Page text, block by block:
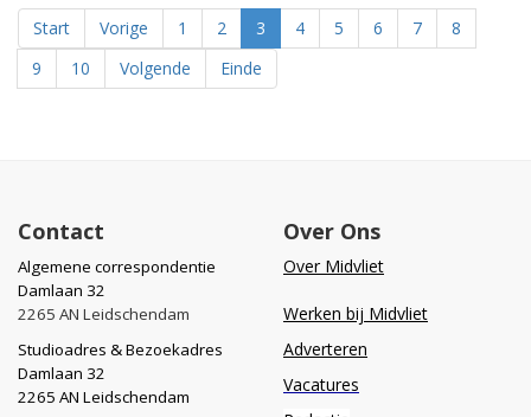
Start Vorige 1 2 3 4 5 6 7
8
9
10 Volgende Einde
Contact
Algemene correspondentie
Damlaan 32
2265 AN Leidschendam
Studioadres & Bezoekadres
Damlaan 32
2265 AN Leidschendam
Over Ons
Over Midvliet
Werken bij Midvliet
Adverteren
Vacatures